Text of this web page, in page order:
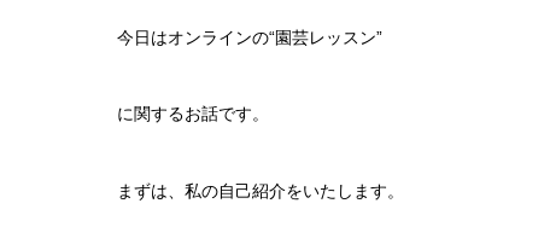
今日はオンラインの“園芸レッスン”
に関するお話です。
まずは、私の自己紹介をいたします。